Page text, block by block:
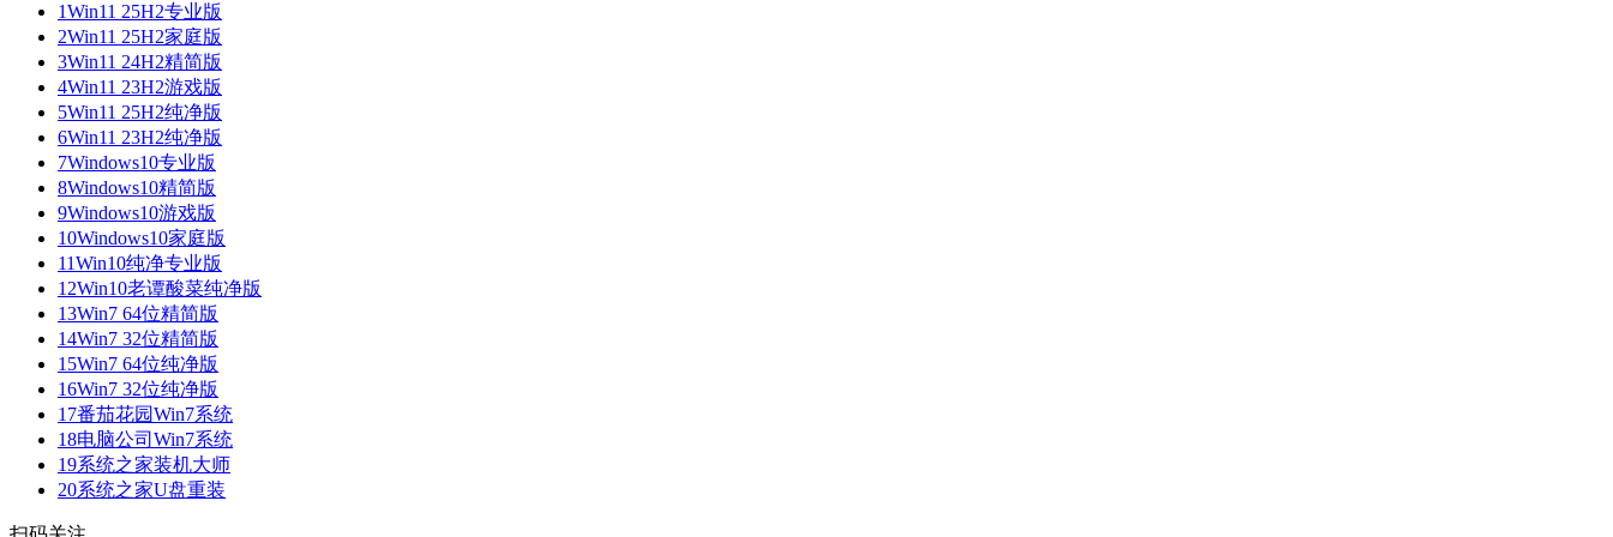
1Win11 25H2专业版
2Win11 25H2家庭版
3Win11 24H2精简版
4Win11 23H2游戏版
5Win11 25H2纯净版
6Win11 23H2纯净版
7Windows10专业版
8Windows10精简版
9Windows10游戏版
10Windows10家庭版
11Win10纯净专业版
12Win10老谭酸菜纯净版
13Win7 64位精简版
14Win7 32位精简版
15Win7 64位纯净版
16Win7 32位纯净版
17番茄花园Win7系统
18电脑公司Win7系统
19系统之家装机大师
20系统之家U盘重装